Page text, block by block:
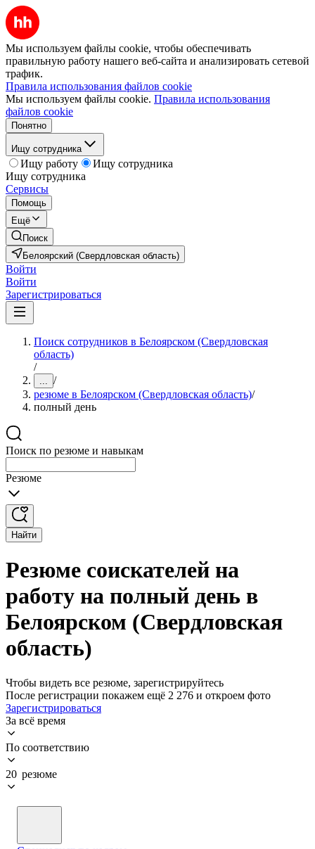
Мы используем файлы cookie, чтобы обеспечивать
правильную работу нашего веб-сайта и анализировать сетевой
трафик.
Правила использования файлов cookie
Мы используем файлы cookie. Правила использования
файлов cookie
Понятно
Ищу сотрудника
Ищу работу
Ищу сотрудника
Ищу сотрудника
Сервисы
Помощь
Ещё
Поиск
Белоярский (Свердловская область)
Войти
Войти
Зарегистрироваться
Поиск сотрудников в Белоярском (Свердловская
область)
/
... /
резюме в Белоярском (Свердловская область)/
полный день
Поиск по резюме и навыкам
Резюме
Найти
Резюме соискателей на
работу на полный день в
Белоярском (Свердловская
область)
Чтобы видеть все резюме, зарегистрируйтесь
После регистрации покажем ещё 2 276 и откроем фото
Зарегистрироваться
За всё время
По соответствию
20 резюме